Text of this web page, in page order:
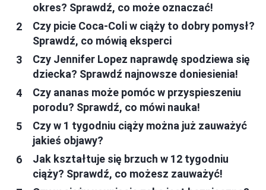
okres? Sprawdź, co może oznaczać!
Czy picie Coca-Coli w ciąży to dobry pomysł?
Sprawdź, co mówią eksperci
Czy Jennifer Lopez naprawdę spodziewa się
dziecka? Sprawdź najnowsze doniesienia!
Czy ananas może pomóc w przyspieszeniu
porodu? Sprawdź, co mówi nauka!
Czy w 1 tygodniu ciąży można już zauważyć
jakieś objawy?
Jak kształtuje się brzuch w 12 tygodniu
ciąży? Sprawdź, co możesz zauważyć!